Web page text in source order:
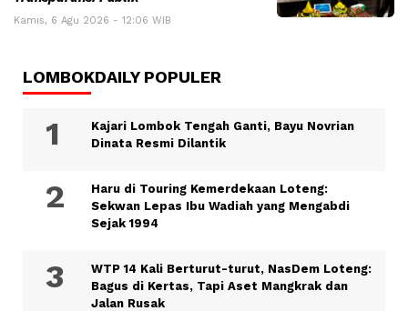
Kamis, 6 Agu 2026 - 12:06 WIB
LOMBOKDAILY POPULER
Kajari Lombok Tengah Ganti, Bayu Novrian
Dinata Resmi Dilantik
Haru di Touring Kemerdekaan Loteng:
Sekwan Lepas Ibu Wadiah yang Mengabdi
Sejak 1994
WTP 14 Kali Berturut-turut, NasDem Loteng:
Bagus di Kertas, Tapi Aset Mangkrak dan
Jalan Rusak